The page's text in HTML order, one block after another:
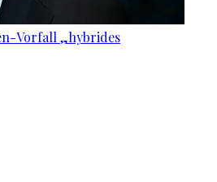
Vorfall „hybrides